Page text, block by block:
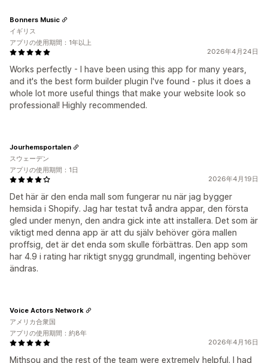
2026年4月24日
Works perfectly - I have been using this app for many years,
and it's the best form builder plugin I've found - plus it does a
whole lot more useful things that make your website look so
professional! Highly recommended.
Bonners Music
イギリス
アプリの使用期間：1年以上
2026年4月19日
Det här är den enda mall som fungerar nu när jag bygger
hemsida i Shopify. Jag har testat två andra appar, den första
gled under menyn, den andra gick inte att installera. Det som är
viktigt med denna app är att du själv behöver göra mallen
proffsig, det är det enda som skulle förbättras. Den app som
har 4.9 i rating har riktigt snygg grundmall, ingenting behöver
ändras.
Jourhemsportalen
スウェーデン
アプリの使用期間：1日
2026年4月16日
Mithsou and the rest of the team were extremely helpful. I had
Voice Actors Network
アメリカ合衆国
アプリの使用期間：約8年